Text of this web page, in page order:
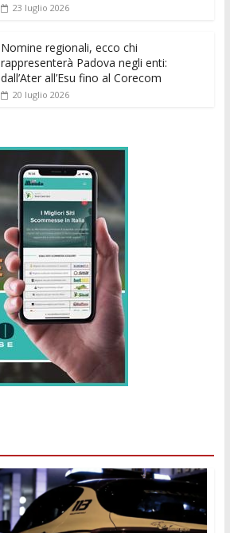
23 luglio 2026
Nomine regionali, ecco chi
rappresenterà Padova negli enti:
dall’Ater all’Esu fino al Corecom
20 luglio 2026